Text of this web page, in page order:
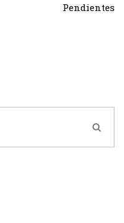
Pendientes